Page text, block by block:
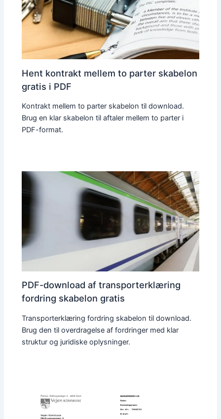
Hent kontrakt mellem to parter skabelon
gratis i PDF
Kontrakt mellem to parter skabelon til download.
Brug en klar skabelon til aftaler mellem to parter i
PDF-format.
PDF-download af transporterklæring
fordring skabelon gratis
Transporterklæring fordring skabelon til download.
Brug den til overdragelse af fordringer med klar
struktur og juridiske oplysninger.